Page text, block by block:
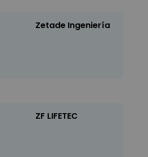
Zetade Ingeniería
ZF LIFETEC